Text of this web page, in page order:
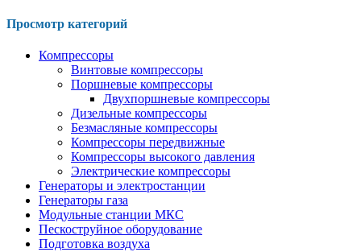
Просмотр категорий
Компрессоры
Винтовые компрессоры
Поршневые компрессоры
Двухпоршневые компрессоры
Дизельные компрессоры
Безмасляные компрессоры
Компрессоры передвижные
Компрессоры высокого давления
Электрические компрессоры
Генераторы и электростанции
Генераторы газа
Модульные станции МКС
Пескоструйное оборудование
Подготовка воздуха